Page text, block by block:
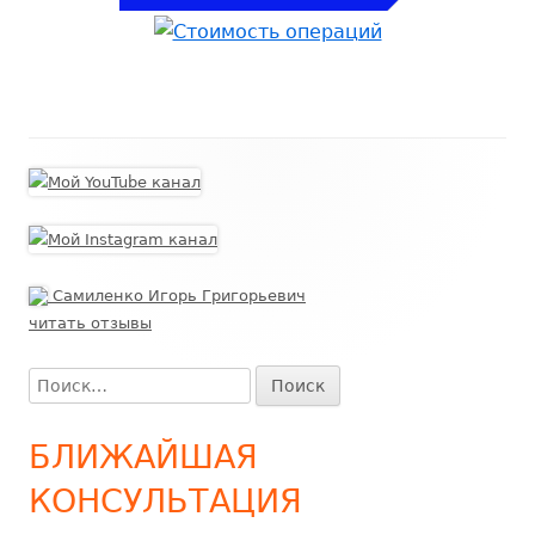
Самиленко Игорь Григорьевич
читать отзывы
Найти:
БЛИЖАЙШАЯ
КОНСУЛЬТАЦИЯ